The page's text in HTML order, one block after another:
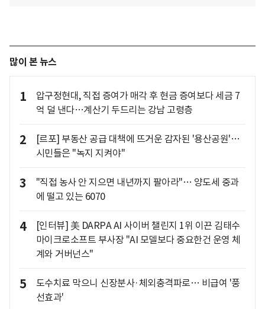
많이 본 뉴스
1
압구정현대, 직접 증여가 매각 후 현금 증여보다 세금 7
억 덜 낸다…계산기 두드리는 강남 고령층
2
[르포] 부동산 공급 대책에 뜨거운 감자된 '용산공원'…
시민들은 "녹지 지켜야"
3
"직접 농사 안 지으면 내년까지 팔아라"… 양도세 중과
에 떨고 있는 6070
4
[인터뷰] 美 DARPA AI 사이버 챌린지 1위 이끈 김태수
마이크로소프트 부사장 "AI 모델보다 중요한건 운영 체
계와 거버넌스"
5
도수치료 막으니 신장분사·체외충격파로… 비급여 '풍
선효과'